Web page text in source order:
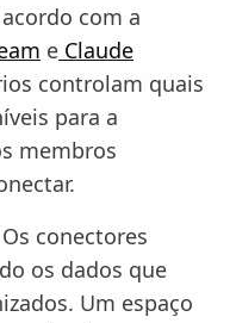
com a
e Claude
controlam quais
para a
membros
conectores
os dados que
Um espaço